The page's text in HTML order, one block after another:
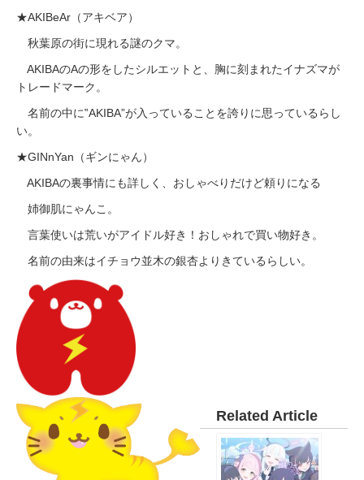
★AKIBeAr（アキベア）
秋葉原の街に現れる謎のクマ。
AKIBAのAの形をしたシルエットと、胸に刻まれたイナズマが
トレードマーク。
名前の中に‟AKIBA”が入っていることを誇りに思っているらし
い。
★GINnYan（ギンにゃん）
AKIBAの裏事情にも詳しく、おしゃべりだけど頼りになる
姉御肌にゃんこ。
言葉使いは荒いがアイドル好き！おしゃれで買い物好き。
名前の由来はイチョウ並木の銀杏よりきているらしい。
Related Article